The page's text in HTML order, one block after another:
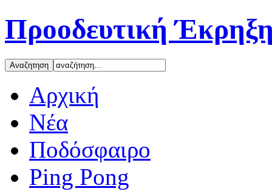
Προοδευτική
Αρχική
Νέα
Ποδόσφαιρο
Ping Pong